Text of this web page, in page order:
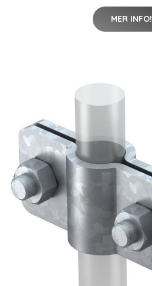
MER INFO!